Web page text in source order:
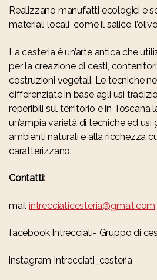
Realizzano manufatti ecologici e
materiali locali come il salice,
La cesteria è un’arte antica che
per la creazione di cesti,
costruzioni vegetali. Le tecniche
differenziate in base agli usi
reperibili sul territorio e in Toscana
un’ampia varietà di tecniche ed usi
ambienti naturali e alla ricchezza
caratterizzano.
Contatti:
mail intrecciaticesteria@gmail.com
facebook Intrecciati- Gruppo di
instagram Intrecciati_cesteria